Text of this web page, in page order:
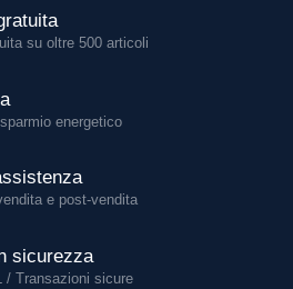
su oltre 500 articoli
energetico
e post-vendita
sicurezza
/ Transazioni sicure